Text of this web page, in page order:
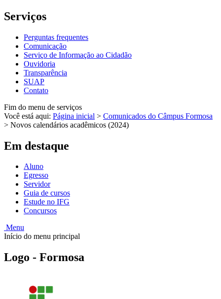
Serviços
Perguntas frequentes
Comunicação
Serviço de Informação ao Cidadão
Ouvidoria
Transparência
SUAP
Contato
Fim do menu de serviços
Você está aqui: Página inicial > Comunicados do Câmpus Formosa
> Novos calendários acadêmicos (2024)
Em destaque
Aluno
Egresso
Servidor
Guia de cursos
Estude no IFG
Concursos
Menu
Início do menu principal
Logo - Formosa